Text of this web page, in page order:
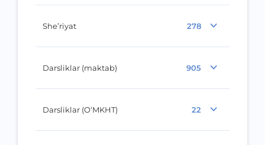
She’riyat 278
Darsliklar (maktab) 905
Darsliklar (O‘MKHT) 22